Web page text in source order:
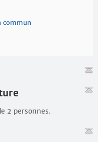
commun
2 personnes.